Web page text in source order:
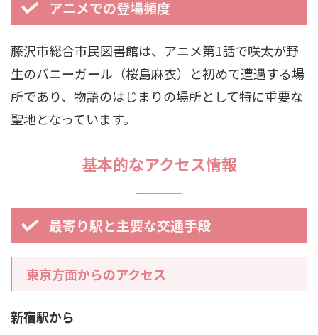
アニメでの登場頻度
藤沢市総合市民図書館は、アニメ第1話で咲太が野
生のバニーガール（桜島麻衣）と初めて遭遇する場
所であり、物語のはじまりの場所として特に重要な
聖地となっています。
基本的なアクセス情報
最寄り駅と主要な交通手段
東京方面からのアクセス
新宿駅から